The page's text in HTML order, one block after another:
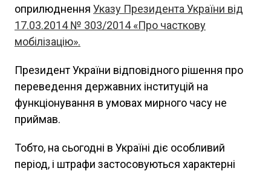
оприлюднення Указу Президента України від
17.03.2014 № 303/2014 «Про часткову
мобілізацію».
Президент України відповідного рішення про
переведення державних інституцій на
функціонування в умовах мирного часу не
приймав.
Тобто, на сьогодні в Україні діє особливий
період, і штрафи застосовуються характерні